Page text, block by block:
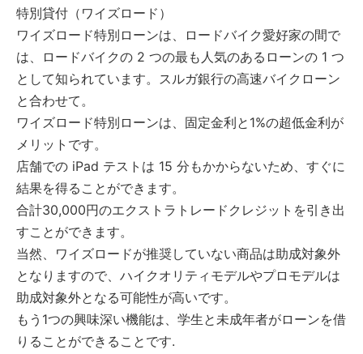
特別貸付（ワイズロード）
ワイズロード特別ローンは、ロードバイク愛好家の間で
は、ロードバイクの 2 つの最も人気のあるローンの 1 つ
として知られています。スルガ銀行の高速バイクローン
と合わせて。
ワイズロード特別ローンは、固定金利と1%の超低金利が
メリットです。
店舗での iPad テストは 15 分もかからないため、すぐに
結果を得ることができます。
合計30,000円のエクストラトレードクレジットを引き出
すことができます。
当然、ワイズロードが推奨していない商品は助成対象外
となりますので、ハイクオリティモデルやプロモデルは
助成対象外となる可能性が高いです。
もう1つの興味深い機能は、学生と未成年者がローンを借
りることができることです.